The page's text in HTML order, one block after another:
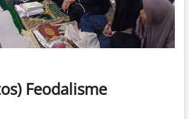
Feodalisme